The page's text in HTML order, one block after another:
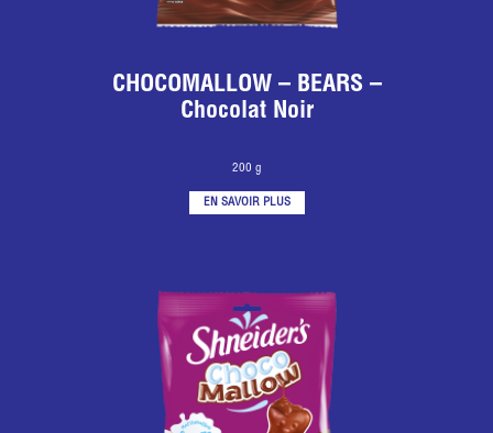
CHOCOMALLOW – BEARS –
Chocolat Noir
200 g
EN SAVOIR PLUS